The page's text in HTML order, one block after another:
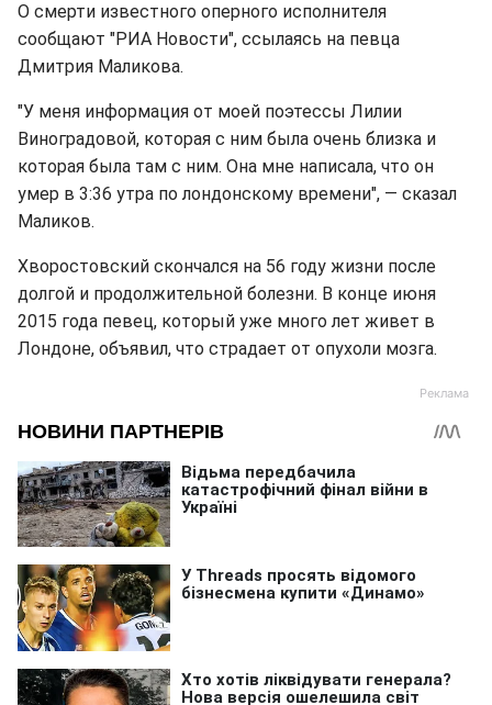
О смерти известного оперного исполнителя
сообщают "РИА Новости", ссылаясь на певца
Дмитрия Маликова.
"У меня информация от моей поэтессы Лилии
Виноградовой, которая с ним была очень близка и
которая была там с ним. Она мне написала, что он
умер в 3:36 утра по лондонскому времени", — сказал
Маликов.
Хворостовский скончался на 56 году жизни после
долгой и продолжительной болезни. В конце июня
2015 года певец, который уже много лет живет в
Лондоне, объявил, что страдает от опухоли мозга.